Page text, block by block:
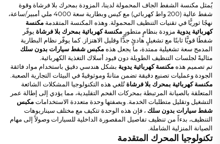
يُمثل مكنسة الشفط الجاف المحمولة لدينا، المزودة بمحرك بلا فرشاة وقوة
شفط عالية (200 واط كهربائي) مع كيس وبطارية سعة 4000 ملي أمبير/ساعة،
نهجًا ثوريًّا في تقنيات التنظيف المحمولة. وهذه المكنسة المتقدمة مكنسة
كهربائية يدوية مزودة بنظامٍ متطورٍ مكنسة كهربائية بمحرك بلا فرشاة يوفّر
شفطًا قويًّا ثابتًا مع تشغيلٍ هادئٍ جدًّا وقليل الاهتزاز. كما يوفّر نظام البطارية
المدمج سعة تشغيلية ممتدة، ما يجعل هذه مكبس شفط سيارات بدون سلك
مثاليةً لجلسات التنظيف الطويلة دون قيود أسلاك التغذية الكهربائية.
تم تصميم هذه مكنسة كهربائية يدوية بشكل هندسي دقيق باستخدام مواد فائقة
الجودة وعمليات تصنيع دقيقة تضمن متانةً وموثوقيةً في البيئات التجارية الصعبة.
مكنسة كهربائية بمحرك بلا فرشاةتُلغي هذه التكنولوجيا المشكلات الشائعة
المتعلقة بالصيانة المرتبطة بمحركات الفحم التقليدية، مما يؤدي إلى إطالة عمر
التشغيل وتقليل متطلبات الخدمة. وبصفتها وحدة متعددة الاستخداماتمكبس
شفط سيارات بدون سلك ، فإن هذه الوحدة تتكيف مع مختلف سيناريوهات
التنظيف، بدءاً من تنظيف تفاصيل المقصورة الداخلية للسيارات وصولاً إلى مهام
الصيانة المنزلية الشاملة.
تكنولوجيا المحرك المتقدمة